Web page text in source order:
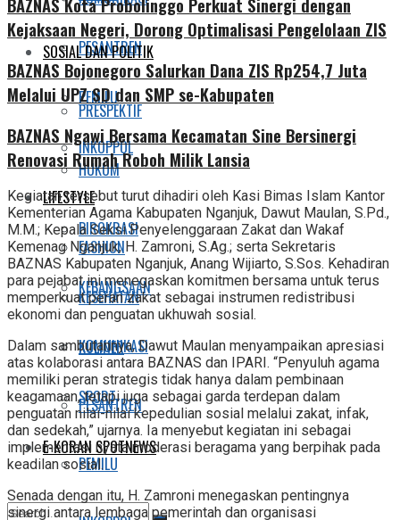
PESANTREN
PEMILU
INKOPPOL
LIFESTYLE
FASHION
KESEHATAN
KULINER
SPORT
E-KORAN SPOTNEWS
SOSIAL DAN POLITIK
PRESPEKTIF
HUKUM
BIROKRASI
KEBANGSAAN
KOMUNIKASI
PESANTREN
PEMILU
BAZNAS Kota Probolinggo Perkuat Sinergi dengan
Kejaksaan Negeri, Dorong Optimalisasi Pengelolaan ZIS
BAZNAS Bojonegoro Salurkan Dana ZIS Rp254,7 Juta
Melalui UPZ SD dan SMP se-Kabupaten
BAZNAS Ngawi Bersama Kecamatan Sine Bersinergi
Renovasi Rumah Roboh Milik Lansia
Kegiatan tersebut turut dihadiri oleh Kasi Bimas Islam Kantor
Kementerian Agama Kabupaten Nganjuk, Dawut Maulan, S.Pd.,
M.M.; Kepala Seksi Penyelenggaraan Zakat dan Wakaf
Kemenag Nganjuk, H. Zamroni, S.Ag.; serta Sekretaris
BAZNAS Kabupaten Nganjuk, Anang Wijiarto, S.Sos. Kehadiran
para pejabat ini menegaskan komitmen bersama untuk terus
memperkuat peran zakat sebagai instrumen redistribusi
ekonomi dan penguatan ukhuwah sosial.
Dalam sambutannya, Dawut Maulan menyampaikan apresiasi
atas kolaborasi antara BAZNAS dan IPARI. “Penyuluh agama
memiliki peran strategis tidak hanya dalam pembinaan
keagamaan, tetapi juga sebagai garda terdepan dalam
penguatan nilai-nilai kepedulian sosial melalui zakat, infak,
dan sedekah,” ujarnya. Ia menyebut kegiatan ini sebagai
implementasi nyata moderasi beragama yang berpihak pada
keadilan sosial.
Senada dengan itu, H. Zamroni menegaskan pentingnya
sinergi antara lembaga pemerintah dan organisasi